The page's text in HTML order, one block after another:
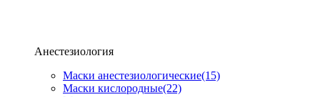
Анестезиология
Маски анестезиологические(15)
Маски кислородные(22)